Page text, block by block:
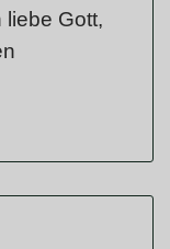
Gott,